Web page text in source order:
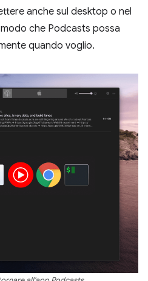
anche sul desktop o nel
che Podcasts possa
quando voglio.